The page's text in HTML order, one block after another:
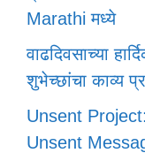
Marathi मध्ये
वाढदिवसाच्या
शुभेच्छांचा काव्य
Unsent
Unsent